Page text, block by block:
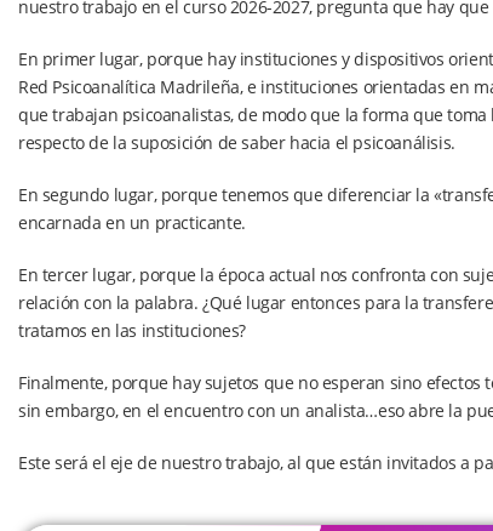
nuestro trabajo en el curso 2026-2027, pregunta que hay
En primer lugar, porque hay instituciones y dispositivos
Red Psicoanalítica Madrileña, e instituciones orientadas en
que trabajan psicoanalistas, de modo que la forma que
respecto de la suposición de saber hacia el psicoanálisis.
En segundo lugar, porque tenemos que diferenciar la
encarnada en un practicante.
En tercer lugar, porque la época actual nos confronta con
relación con la palabra. ¿Qué lugar entonces para la
tratamos en las instituciones?
Finalmente, porque hay sujetos que no esperan sino
sin embargo, en el encuentro con un analista…eso abre la
Este será el eje de nuestro trabajo, al que están invitados a